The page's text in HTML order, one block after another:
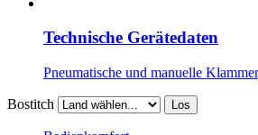
Technische Gerätedaten
Pneumatische und manuelle
Bostitch Los